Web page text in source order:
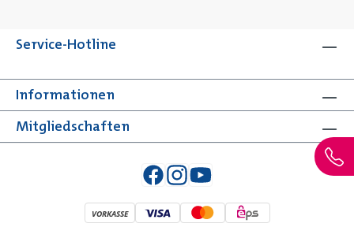
Service-Hotline
Mitgliedschaften
Informationen
VORKASSE